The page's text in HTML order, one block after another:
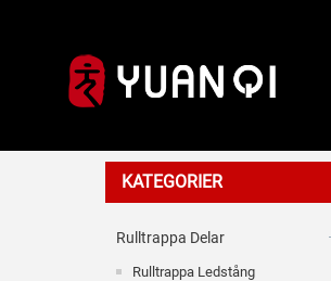
KATEGORIER
Rulltrappa Delar
Rulltrappa Ledstång